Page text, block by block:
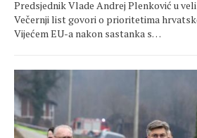
Predsjednik Vlade Andrej Plenković u
Večernji list govori o prioritetima
Vijećem EU-a nakon sastanka s…